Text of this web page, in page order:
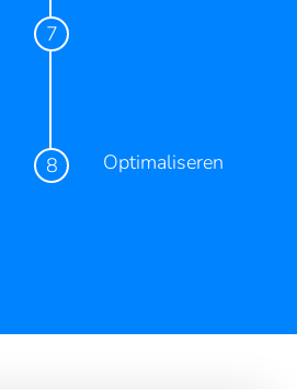
Optimaliseren